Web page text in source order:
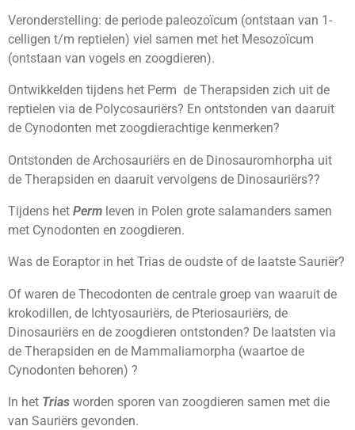
Veronderstelling: de periode paleozoïcum (ontstaan van 1-
celligen t/m reptielen) viel samen met het Mesozoïcum
(ontstaan van vogels en zoogdieren).
Ontwikkelden tijdens het Perm de Therapsiden zich uit de
reptielen via de Polycosauriërs? En ontstonden van daaruit
de Cynodonten met zoogdierachtige kenmerken?
Ontstonden de Archosauriërs en de Dinosauromhorpha uit
de Therapsiden en daaruit vervolgens de Dinosauriërs??
Tijdens het Perm leven in Polen grote salamanders samen
met Cynodonten en zoogdieren.
Was de Eoraptor in het Trias de oudste of de laatste Sauriër?
Of waren de Thecodonten de centrale groep van waaruit de
krokodillen, de Ichtyosauriërs, de Pteriosauriërs, de
Dinosauriërs en de zoogdieren ontstonden? De laatsten via
de Therapsiden en de Mammaliamorpha (waartoe de
Cynodonten behoren) ?
In het Trias worden sporen van zoogdieren samen met die
van Sauriërs gevonden.